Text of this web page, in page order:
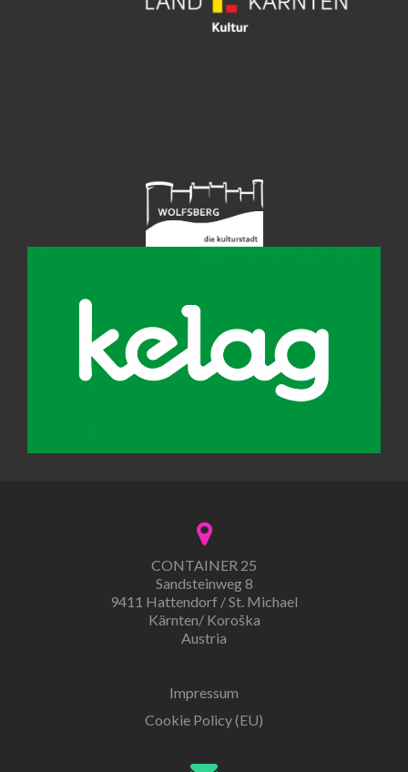
CONTAINER 25
Sandsteinweg 8
9411 Hattendorf / St. Michael
Kärnten/ Koroška
Austria
Impressum
Cookie Policy (EU)